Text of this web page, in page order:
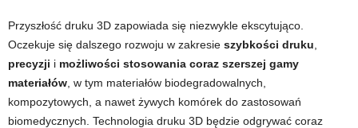
Przyszłość druku 3D zapowiada się niezwykle ekscytująco.
Oczekuje się dalszego rozwoju w zakresie szybkości druku
precyzji i możliwości stosowania coraz szerszej gamy
materiałów , w tym materiałów biodegradowalnych,
kompozytowych, a nawet żywych komórek do zastosowań
biomedycznych. Technologia druku 3D będzie odgrywać coraz